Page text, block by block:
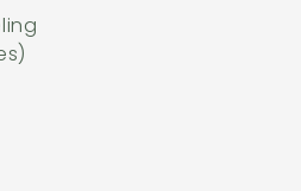
)